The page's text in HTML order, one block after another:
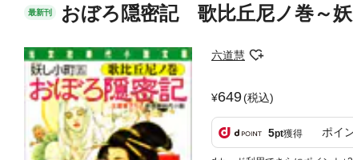
最新刊 おぼろ隠密記 歌比丘尼ノ巻～妖
六道慧
649(税込)
5pt獲得 ポイ